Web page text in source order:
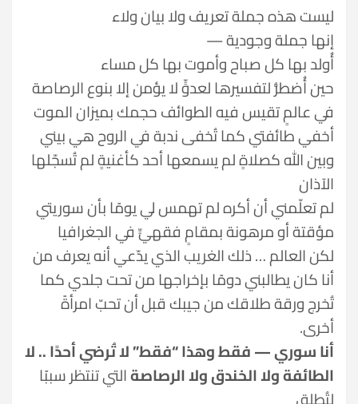
ليست هذه جملة تعريف ولا بيان ولاء
إنها جملة وجودية —
أُولد بها كل صباح وأموت بها كل مساء
حين أُضطرُّ لتفسيرها لعدوٍّ لا يؤمن إلا بنوع الرصاصة
في عالمٍ تقيس فيه الطوائف حجمك بميزان الموت
أخفي طائفتي كما تُخفى ندبة في الروح هي بيني
وبين الله كصلاةٍ لم يسمعها أحد كأغنيةٍ لم تُسجّلها
الآذان
لم تعلّمني أن أكره لم تهمس لي يومًا بأن سوريتي
مؤقتة أو مرهونة بمقامٍ فقهيٍّ في الجغرافيا
لكن العالم … ذلك الغريب الذي يدّعي أنه يعرف من
أنا كان يطالبني دومًا بإخراجها من تحت جلدي كما
تُخرج ورقة طلاقك من جيبك قبل أن تحبّ امرأةً
أخرى.
أنا سوري — فقط وهذا “فقط” لا تُرضي أحدًا .. لا
الطائفة ولا الخندق ولا الرصاصةالتي تنتظر سببًا